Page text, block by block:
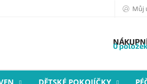
Můj
0
DĚTSKÉ POKOJÍČKY